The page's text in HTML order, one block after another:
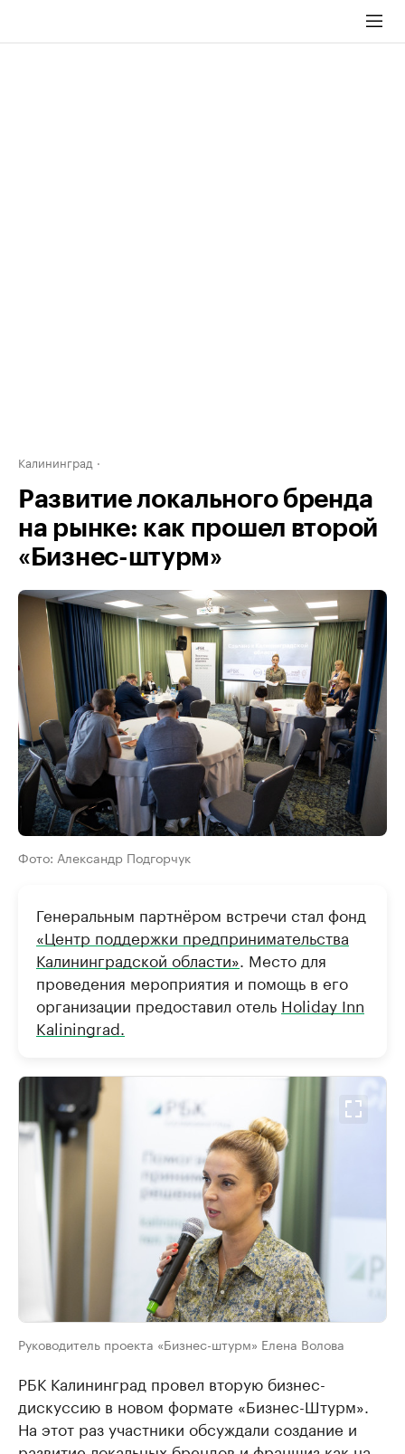
Калининград
Развитие локального бренда
на рынке: как прошел второй
«Бизнес-штурм»
Фото: Александр Подгорчук
Генеральным партнёром встречи стал фонд
«Центр поддержки предпринимательства
Калининградской области» . Место для
проведения мероприятия и помощь в его
организации предоставил отель Holiday Inn
Kaliningrad.
Руководитель проекта «Бизнес-штурм» Елена Волова
РБК Калининград провел вторую бизнес-
дискуссию в новом формате «Бизнес-Штурм».
На этот раз участники обсуждали создание и